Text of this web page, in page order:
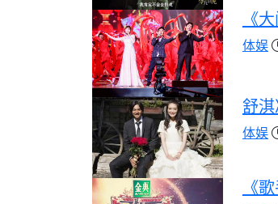
《
体娱
舒
体娱
《